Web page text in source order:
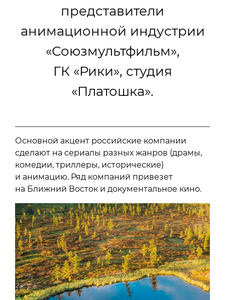
представители
анимационной индустрии
«Союзмультфильм»,
ГК «Рики», студия
«Платошка».
Основной акцент российские компании
сделают на сериалы разных жанров (драмы,
комедии, триллеры, исторические)
и анимацию. Ряд компаний привезет
на Ближний Восток и документальное кино.